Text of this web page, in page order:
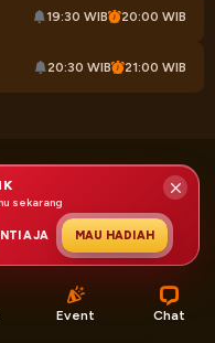
19:30 WIB 20:00 WIB
20:30 WIB 21:00 WIB
Event Chat
sekarang
AJA MAU HADIAH